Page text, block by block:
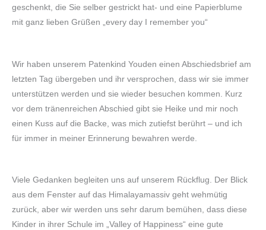
geschenkt, die Sie selber gestrickt hat- und eine Papierblume
mit ganz lieben Grüßen „every day I remember you“
Wir haben unserem Patenkind Youden einen Abschiedsbrief am
letzten Tag übergeben und ihr versprochen, dass wir sie immer
unterstützen werden und sie wieder besuchen kommen. Kurz
vor dem tränenreichen Abschied gibt sie Heike und mir noch
einen Kuss auf die Backe, was mich zutiefst berührt – und ich
für immer in meiner Erinnerung bewahren werde.
Viele Gedanken begleiten uns auf unserem Rückflug. Der Blick
aus dem Fenster auf das Himalayamassiv geht wehmütig
zurück, aber wir werden uns sehr darum bemühen, dass diese
Kinder in ihrer Schule im „Valley of Happiness“ eine gute